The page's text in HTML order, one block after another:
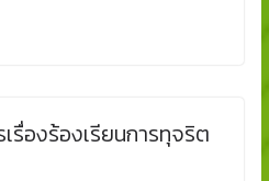
รื่องร้องเรียนการทุจริต